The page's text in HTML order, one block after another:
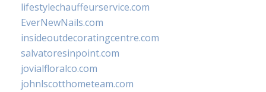
lifestylechauffeurservice.com
EverNewNails.com
insideoutdecoratingcentre.com
salvatoresinpoint.com
jovialfloralco.com
johnlscotthometeam.com